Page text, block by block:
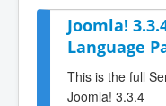
Joomla!
Language
This is the full
Joomla! 3.3.4